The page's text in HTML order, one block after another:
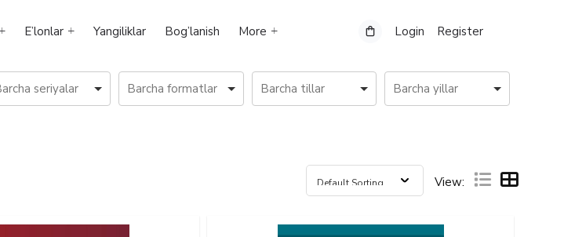
E’lonlar Yangiliklar Bog’lanish More Login Register
View: